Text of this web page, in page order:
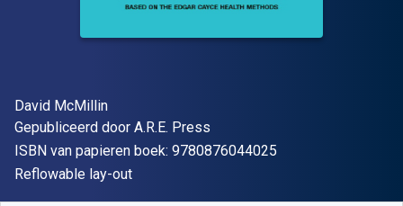
Auteur(s)
David McMillin
Uitgever
Gepubliceerd door A.R.E. Press
ISBN van papieren boek: 9780876044025
Indeling
Reflowable lay-out